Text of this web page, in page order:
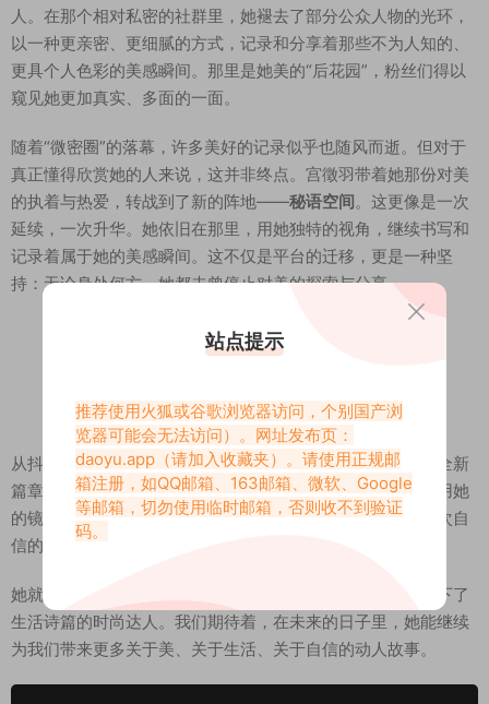
人。在那个相对私密的社群里，她褪去了部分公众人物的光环，
以一种更亲密、更细腻的方式，记录和分享着那些不为人知的、
更具个人色彩的美感瞬间。那里是她美的“后花园”，粉丝们得以
窥见她更加真实、多面的一面。
随着“微密圈”的落幕，许多美好的记录似乎也随风而逝。但对于
真正懂得欣赏她的人来说，这并非终点。宫徵羽带着她那份对美
的执着与热爱，转战到了新的阵地——秘语空间。这更像是一次
延续，一次升华。她依旧在那里，用她独特的视角，继续书写和
记录着属于她的美感瞬间。这不仅是平台的迁移，更是一种坚
持：无论身处何方，她都未曾停止对美的探索与分享。
从抖音的广阔天地，到微密圈的私语花园，再到秘语空间的全新
篇章，宫徵羽始终是那个自信、真实、热爱生活的女孩。她用她
的镜头告诉我们：美，并非遥不可及的圣殿，它就藏在每一次自
信的舞动、每一次随性的自拍、每一次宁静的发呆里。
她就是宫徵羽，一位在方寸镜头间，活出了女王气度，也写下了
生活诗篇的时尚达人。我们期待着，在未来的日子里，她能继续
为我们带来更多关于美、关于生活、关于自信的动人故事。
站点提示
推荐使用火狐或谷歌浏览器访问，个别国产浏
览器可能会无法访问）。网址发布页：
daoyu.app （请加入收藏夹）。请使用正规邮
箱注册，如QQ邮箱、163邮箱、微软、Google
等邮箱，切勿使用临时邮箱，否则收不到验证
码。